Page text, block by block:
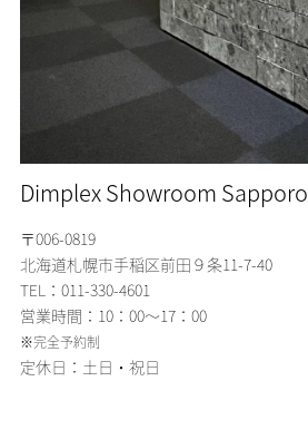
Dimplex Showroom Sapporo
〒006-0819
北海道札幌市手稲区前田９条11-7-40
TEL：011-330-4601
営業時間：10：00～17：00
※完全予約制
定休日：土日・祝日